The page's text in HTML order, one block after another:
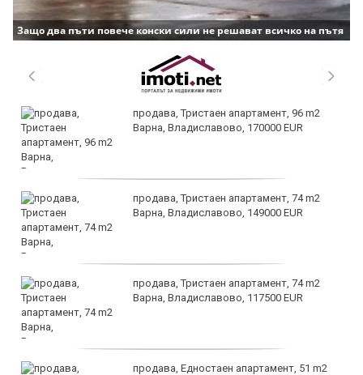
Защо два пъти повече конски сили не решават всичко на пътя
продава, Тристаен апартамент, 96 m2
Варна, Владиславово, 170000 EUR
продава, Тристаен апартамент, 74 m2
Варна, Владиславово, 149000 EUR
продава, Тристаен апартамент, 74 m2
Варна, Владиславово, 117500 EUR
продава, Едностаен апартамент, 51 m2